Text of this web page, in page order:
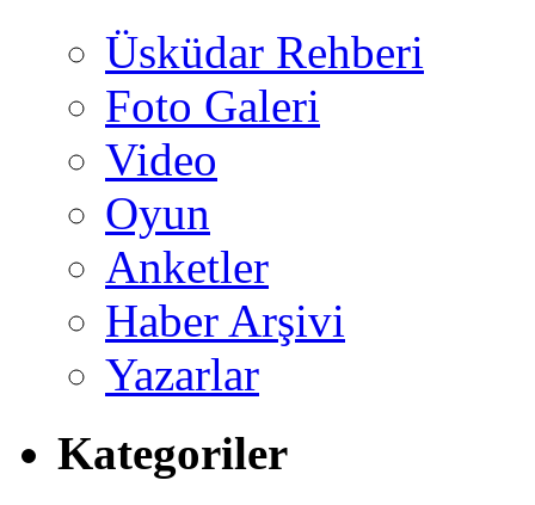
Üsküdar Rehberi
Foto Galeri
Video
Oyun
Anketler
Haber Arşivi
Yazarlar
Kategoriler